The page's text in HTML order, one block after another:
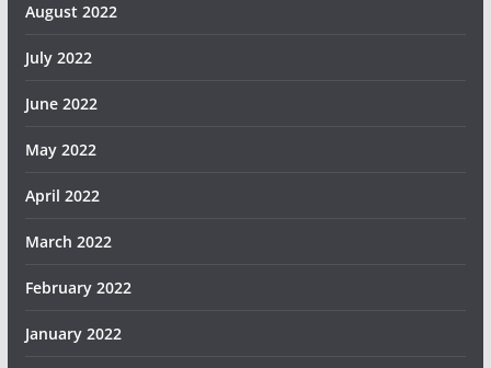
August 2022
July 2022
June 2022
May 2022
April 2022
March 2022
February 2022
January 2022